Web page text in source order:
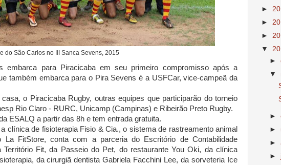
do São Carlos no III Sanca Sevens, 2015
embarca para Piracicaba em seu primeiro compromisso após a
também embarca para o Pira Sevens é a USFCar, vice-campeã da
o Piracicaba Rugby, outras equipes que participarão do torneio
Rio Claro - RURC, Unicamp (Campinas) e Ribeirão Preto Rugby.
ESALQ a partir das 8h e tem entrada gratuita.
clínica de fisioterapia Fisio & Cia., o sistema de rastreamento animal
La FitStore, conta com a parceria do Escritório de Contabilidade
Fit, da Passeio do Pet, do restaurante You Oki, da clínica
da cirurgiã dentista Gabriela Facchini Lee, da sorveteria Ice
►
►
►
▼
►
▼
►
►
►
►